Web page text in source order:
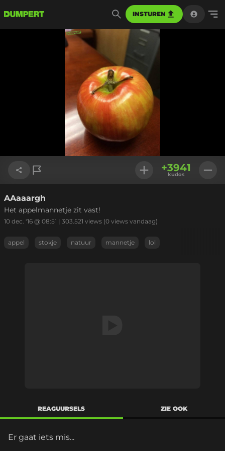
INSTUREN
Link kopiëren
+3941
kudos
AAaaargh
Het appelmannetje zit vast!
10 dec. '16 @ 08:51 | 303.521 views (0 views vandaag)
appel stokje natuur mannetje lol
REAGUURSELS ZIE OOK
Er gaat iets mis...